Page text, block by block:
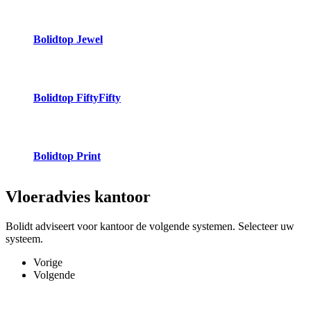
Bolidtop Jewel
Bolidtop FiftyFifty
Bolidtop Print
Vloeradvies kantoor
Bolidt adviseert voor kantoor de volgende systemen. Selecteer uw
systeem.
Vorige
Volgende